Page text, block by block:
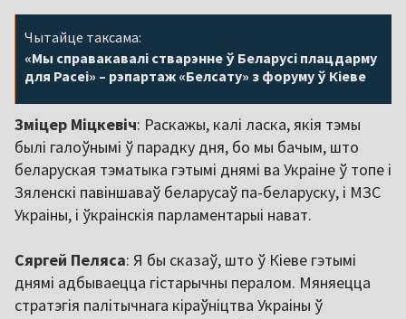
Чытайце таксама:
«Мы справакавалі стварэнне ў Беларусі плацдарму
для Расеі» – рэпартаж «Белсату» з форуму ў Кіеве
Зміцер Міцкевіч: Раскажы, калі ласка, якія тэмы
былі галоўнымі ў парадку дня, бо мы бачым, што
беларуская тэматыка гэтымі днямі ва Украіне ў топе і
Зяленскі павіншаваў беларусаў па-беларуску, і МЗС
Украіны, і ўкраінскія парламентарыі нават.
Сяргей Пеляса: Я бы сказаў, што ў Кіеве гэтымі
днямі адбываецца гістарычны пералом. Мяняецца
стратэгія палітычнага кіраўніцтва Украіны ў